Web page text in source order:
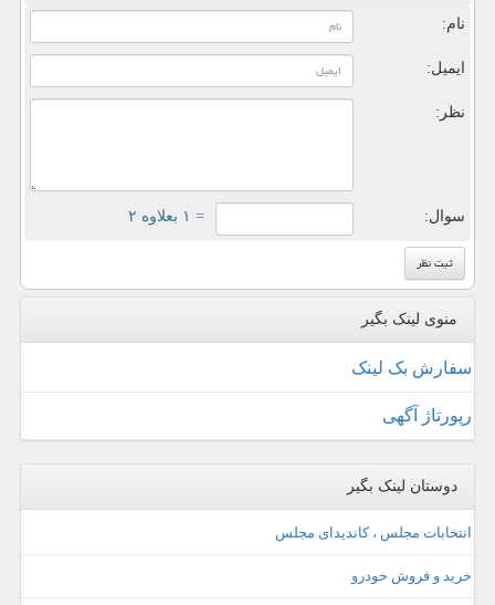
نام:
ایمیل:
نظر:
سوال: = ۱ بعلاوه ۲
منوی لینک بگیر
سفارش بک لینک
رپورتاژ آگهی
دوستان لینک بگیر
انتخابات مجلس ، کاندیدای مجلس
خرید و فروش خودرو